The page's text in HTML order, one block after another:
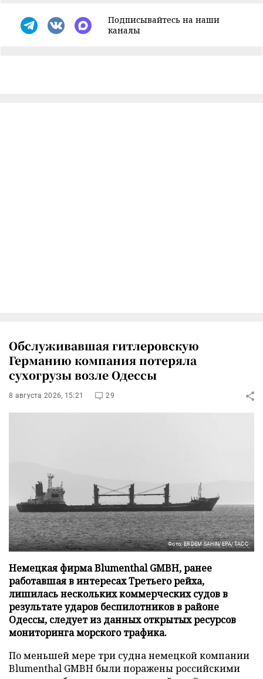
Подписывайтесь на наши
каналы
Обслуживавшая гитлеровскую
Германию компания потеряла
сухогрузы возле Одессы
8 августа 2026, 15:21 29
Фото: ERDEM SAHIN/EPA/ТАСС
Немецкая фирма Blumenthal GMBH, ранее
работавшая в интересах Третьего рейха,
лишилась нескольких коммерческих судов в
результате ударов беспилотников в районе
Одессы, следует из данных открытых ресурсов
мониторинга морского трафика.
По меньшей мере три судна немецкой компании
Blumenthal GMBH были поражены российскими